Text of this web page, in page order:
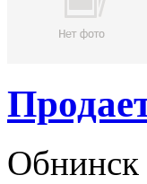
Обнинск